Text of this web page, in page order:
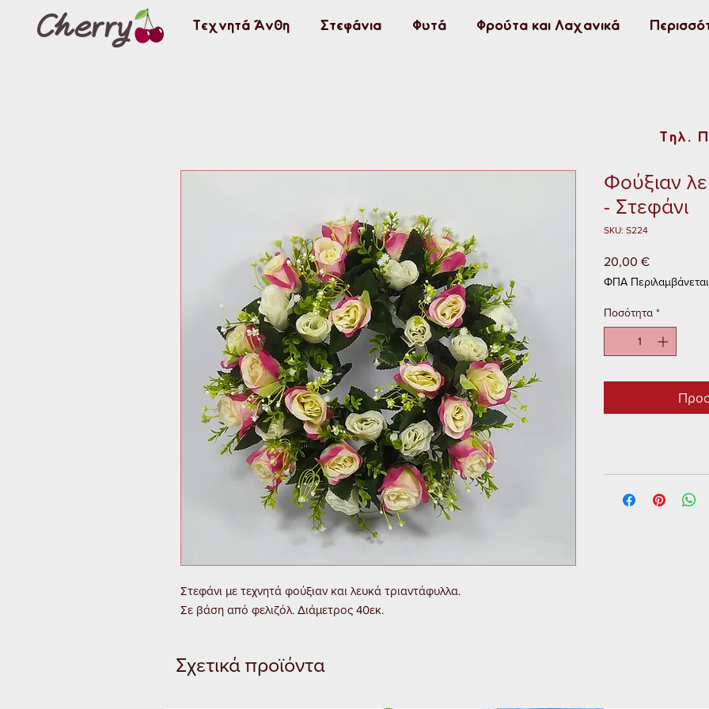
Τεχνητά Άνθη Στεφάνια Φυτά Φρούτα και Λαχανικά
Στεφάνι με τεχνητά φούξιαν και λευκά τριαντάφυλλα.
Σε βάση από φελιζόλ. Διάμετρος 40εκ.
Φούξιαν
- Στεφάνι
SKU: S224
20,00 €Τιμή
ΦΠΑ Περιλαμβάνεται
Ποσότητα *
Τηλ.
Σχετικά προϊόντα